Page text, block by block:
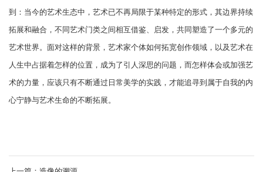
到：当今的艺术生态中，艺术已不再局限于某种特定的形式，其边界持续
拓展和融合，不同艺术门类之间相互借鉴、启发，共同塑造了一个多元的
艺术世界。面对这样的背景，艺术家个体如何拓宽创作领域，以及艺术在
人生中占据着怎样的位置，成为了引人深思的问题，而怎样体会或加强艺
术的力量，应该只有不断通过日常美学的实践，才能追寻到属于自我的内
心宁静与艺术生命的不断拓展。